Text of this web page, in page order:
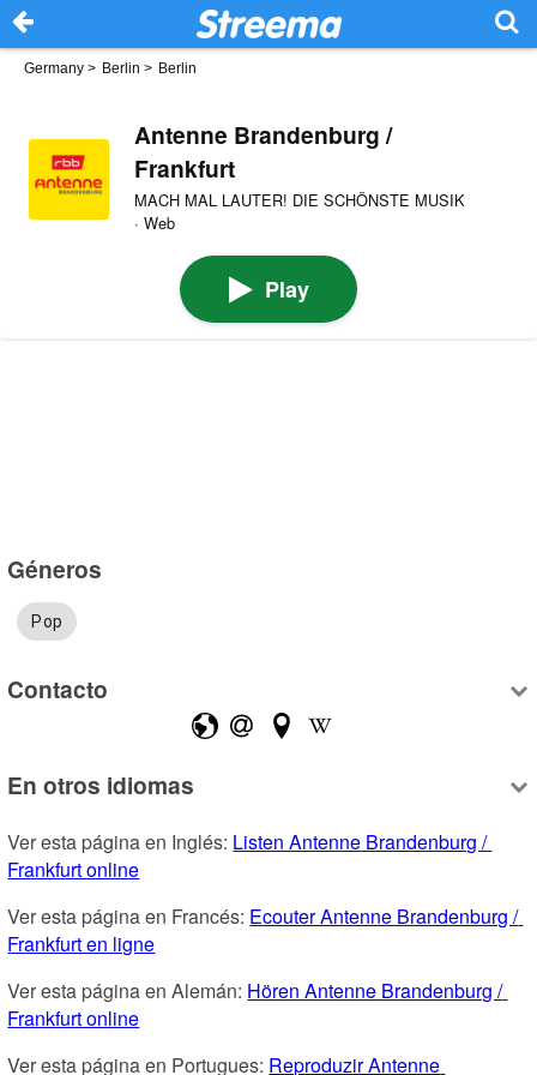
Germany > Berlin > Berlin
Antenne Brandenburg /
Frankfurt
MACH MAL LAUTER! DIE SCHÖNSTE MUSIK
· Web
Play
Géneros
Pop
Contacto
En otros idiomas
Ver esta página en Inglés: Listen Antenne Brandenburg /
Frankfurt online
Ver esta página en Francés: Ecouter Antenne Brandenburg /
Frankfurt en ligne
Ver esta página en Alemán: Hören Antenne Brandenburg /
Frankfurt online
Ver esta página en Portugues: Reproduzir Antenne